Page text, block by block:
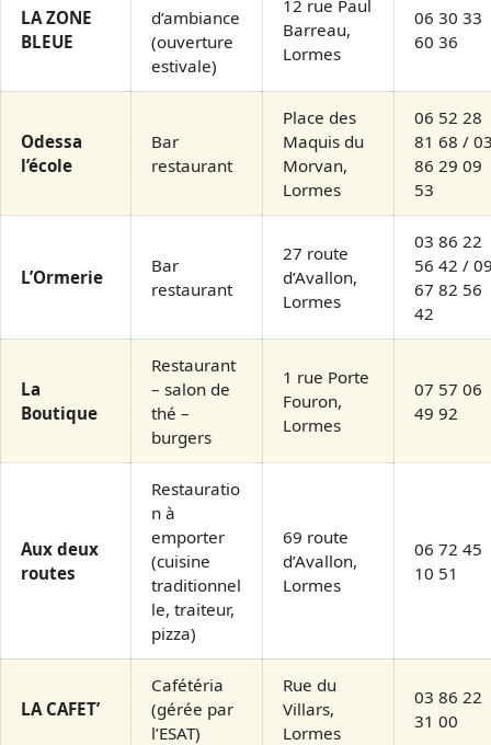
LA ZONE
BLEUE
d’ambiance
(ouverture
estivale)
12 rue Paul
Barreau,
Lormes
06 30 33
60 36
Odessa
l’école
Bar
restaurant
Place des
Maquis du
Morvan,
Lormes
06 52 28
81 68 /
86 29 09
53
L’Ormerie
Bar
restaurant
27 route
d’Avallon,
Lormes
03 86 22
56 42 /
67 82 56
42
La
Boutique
Restaurant
– salon de
thé –
burgers
1 rue Porte
Fouron,
Lormes
07 57 06
49 92
Aux deux
routes
Restauratio
n à
emporter
(cuisine
traditionnel
le, traiteur,
pizza)
69 route
d’Avallon,
Lormes
06 72 45
10 51
LA CAFET’
Cafétéria
(gérée par
l’ESAT)
Rue du
Villars,
Lormes
03 86 22
31 00